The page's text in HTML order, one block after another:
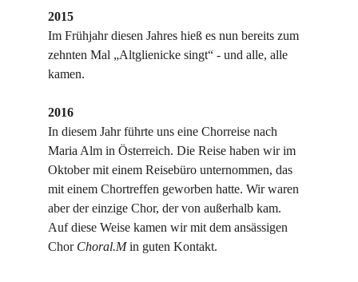
2015
Im Frühjahr diesen Jahres hieß es nun bereits zum
zehnten Mal „Altglienicke singt“ - und alle, alle
kamen.
2016
In diesem Jahr führte uns eine Chorreise nach
Maria Alm in Österreich. Die Reise haben wir im
Oktober mit einem Reisebüro unternommen, das
mit einem Chortreffen geworben hatte. Wir waren
aber der einzige Chor, der von außerhalb kam.
Auf diese Weise kamen wir mit dem ansässigen
Chor Choral.M in guten Kontakt.